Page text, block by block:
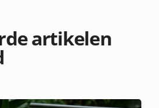
artikelen